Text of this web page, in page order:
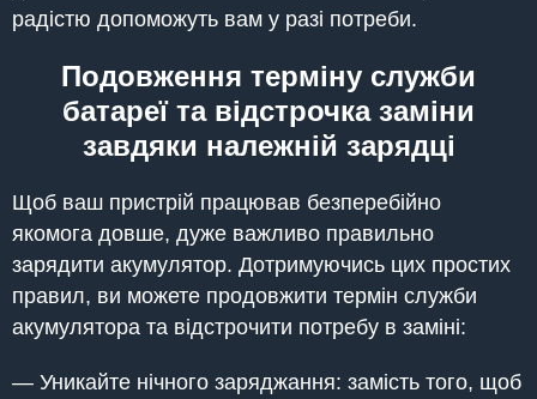
радістю допоможуть вам у разі потреби.
Подовження терміну служби
батареї та відстрочка заміни
завдяки належній зарядці
Щоб ваш пристрій працював безперебійно
якомога довше, дуже важливо правильно
зарядити акумулятор. Дотримуючись цих простих
правил, ви можете продовжити термін служби
акумулятора та відстрочити потребу в заміні:
— Уникайте нічного заряджання: замість того, щоб